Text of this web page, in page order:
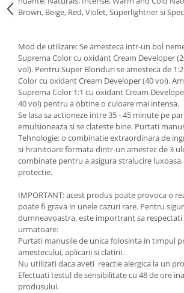
Brown, Beige, Red, Violet, Superlightner si
Mod de utilizare: Se amesteca intr-un bol
Suprema Color cu oxidant Cream Developer
vol). Pentru Super Blonduri se amesteca de
Color cu oxidant Cream Developer (40 vol).
Suprema Color 1:1 cu oxidant Cream
40 vol) pentru a obtine o culoare mai intensa.
Se lasa sa actioneze intre 35 - 45 minute pe
emulsioneaza si se clateste bine. Purtati
Tehnologie: o combinatie extraordinara de
si hranitoare formata dintr-un amestec de 3
combinate pentru a asigura stralucire
protectie.
IMPORTANT: acest produs poate provoca o
poate fi grava in unele cazuri rare. Pentru
dumneavoastra, este importrant sa
urmatoare:
Purtati manusile de unica folosinta in timpul
amestecului, aplicarii si clatirii.
Nu utilizati daca aveti reactie alergica la un
Efectuati testul de sensibilitate cu 48 de ore
produsului.